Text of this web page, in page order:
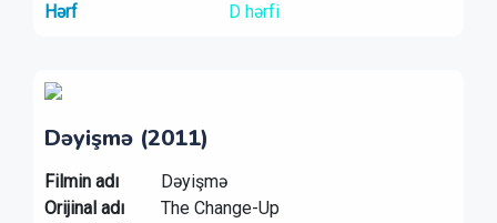
Hərf
D hərfi
Dəyişmə (2011)
Filmin adı
Dəyişmə
Orijinal adı
The Change-Up